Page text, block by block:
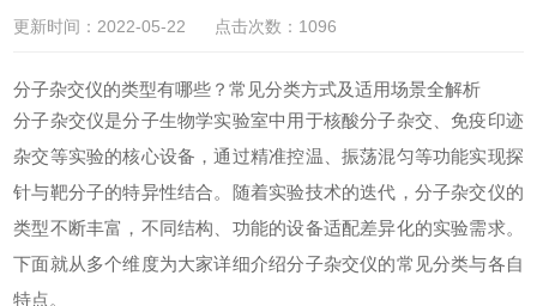
更新时间：2022-05-22 点击次数：1096
分子杂交仪的类型有哪些？常见分类方式及适用场景全解析
分子杂交仪是分子生物学实验室中用于核酸分子杂交、免疫印迹
杂交等实验的核心设备，通过精准控温、振荡混匀等功能实现探
针与靶分子的特异性结合。随着实验技术的迭代，分子杂交仪的
类型不断丰富，不同结构、功能的设备适配差异化的实验需求。
下面就从多个维度为大家详细介绍分子杂交仪的常见分类与各自
特点。